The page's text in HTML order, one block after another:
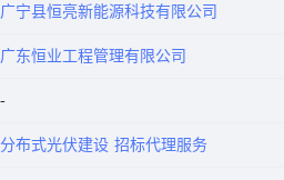
广宁县恒亮新能源科技有限公司
广东恒业工程管理有限公司
分布式光伏建设 招标代理服务